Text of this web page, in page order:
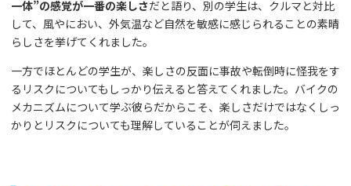
一体”の感覚が一番の楽しさだと語り、別の学生は、クルマと対比
して、風やにおい、外気温など自然を敏感に感じられることの素晴
らしさを挙げてくれました。
一方でほとんどの学生が、楽しさの反面に事故や転倒時に怪我をす
るリスクについてもしっかり伝えると答えてくれました。バイクの
メカニズムについて学ぶ彼らだからこそ、楽しさだけではなくしっ
かりとリスクについても理解していることが伺えました。